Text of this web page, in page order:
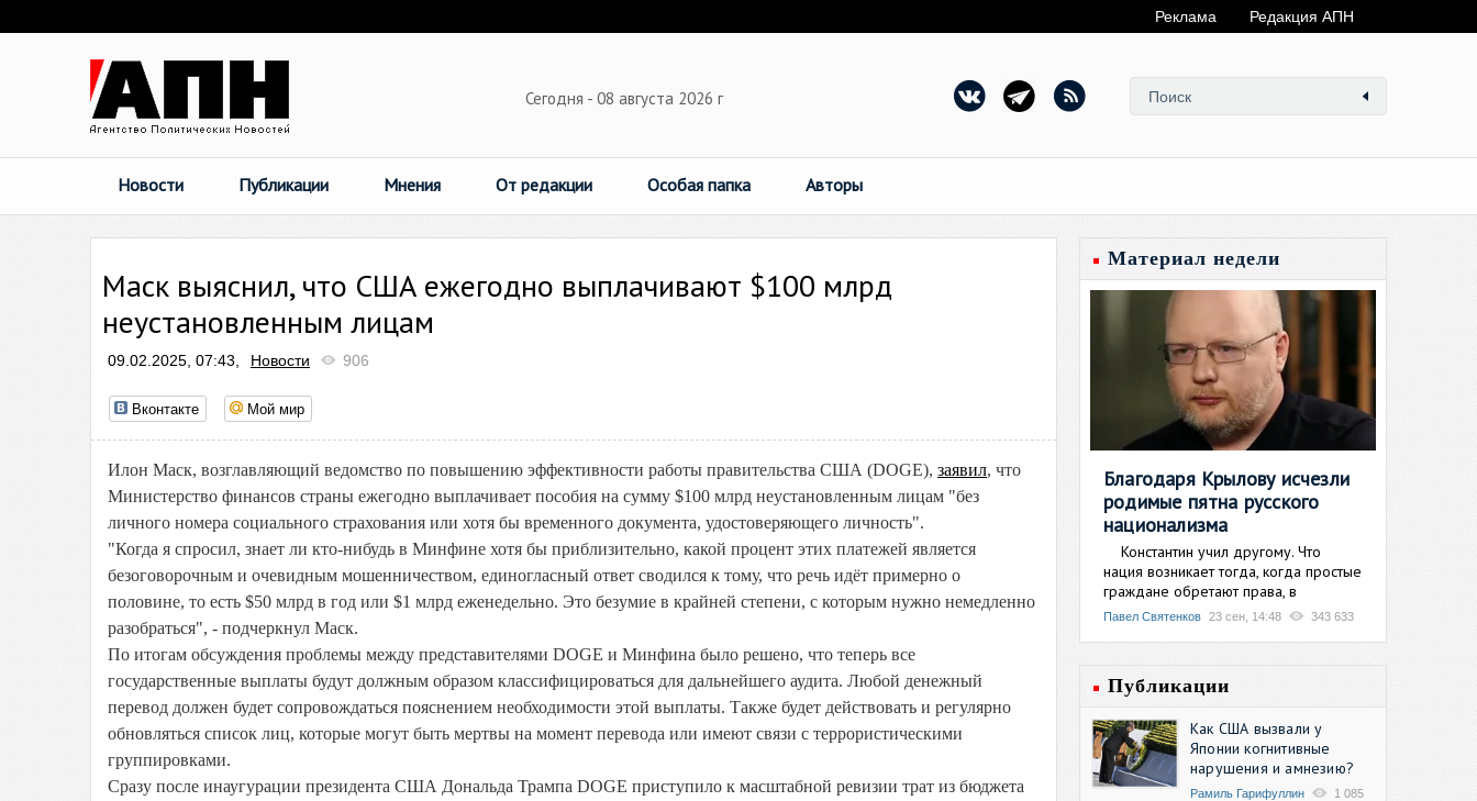
Реклама Редакция АПН
Сегодня - 08 августа 2026 г
Новости Публикации Мнения От редакции Особая папка Авторы
Маск выяснил, что США ежегодно выплачивают $100 млрд
неустановленным лицам
09.02.2025, 07:43, Новости 906
Вконтакте Мой мир
Илон Маск, возглавляющий ведомство по повышению эффективности работы правительства США (DOGE), заявил, что
Министерство финансов страны ежегодно выплачивает пособия на сумму $100 млрд неустановленным лицам "без
личного номера социального страхования или хотя бы временного документа, удостоверяющего личность".
"Когда я спросил, знает ли кто-нибудь в Минфине хотя бы приблизительно, какой процент этих платежей является
безоговорочным и очевидным мошенничеством, единогласный ответ сводился к тому, что речь идёт примерно о
половине, то есть $50 млрд в год или $1 млрд еженедельно. Это безумие в крайней степени, с которым нужно немедленно
разобраться", - подчеркнул Маск.
По итогам обсуждения проблемы между представителями DOGE и Минфина было решено, что теперь все
государственные выплаты будут должным образом классифицироваться для дальнейшего аудита. Любой денежный
перевод должен будет сопровождаться пояснением необходимости этой выплаты. Также будет действовать и регулярно
обновляться список лиц, которые могут быть мертвы на момент перевода или имеют связи с террористическими
группировками.
Сразу после инаугурации президента США Дональда Трампа DOGE приступило к масштабной ревизии трат из бюджета
Материал недели
Благодаря Крылову исчезли
родимые пятна русского
национализма
Константин учил другому. Что
нация возникает тогда, когда простые
граждане обретают права, в
Павел Святенков 23 сен, 14:48 343 633
Публикации
Как США вызвали у
Японии когнитивные
нарушения и амнезию?
Рамиль Гарифуллин 1 085